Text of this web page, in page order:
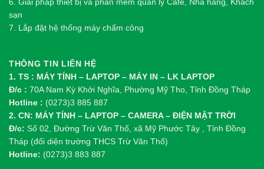
sạn
7. Lắp đặt hệ thống máy chấm công
THÔNG TIN LIÊN HỆ
1. TS : MÁY TÍNH – LAPTOP – MÁY IN – LK LAPTOP
Đ/c : 70A Nam Kỳ Khởi Nghĩa, Phường Mỹ Tho, Tỉnh Đồng Tháp
Hotline : (0273)3 885 887
2. CN: MÁY TÍNH – LAPTOP – CAMERA – ĐIỆN MẶT TRỜI
Đ/c: Số 02, Đường Trừ Văn Thố, xã Mỹ Phước Tây , Tỉnh Đồng
Tháp (đối diện trường THCS Trừ Văn Thố)
Hotline: (0273)3 883 887